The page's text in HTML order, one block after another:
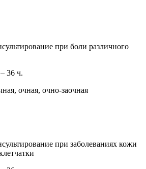
при боли различного
36 ч.
очная, очно-заочная
при заболеваниях кожи